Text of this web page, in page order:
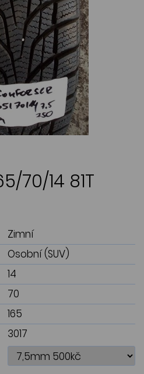
70/14 81T
Zimní
Osobní (SUV)
14
70
165
3017